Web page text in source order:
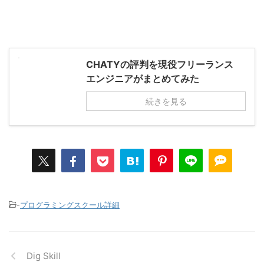
CHATYの評判を現役フリーランス
エンジニアがまとめてみた
続きを見る
-プログラミングスクール詳細
Dig Skill